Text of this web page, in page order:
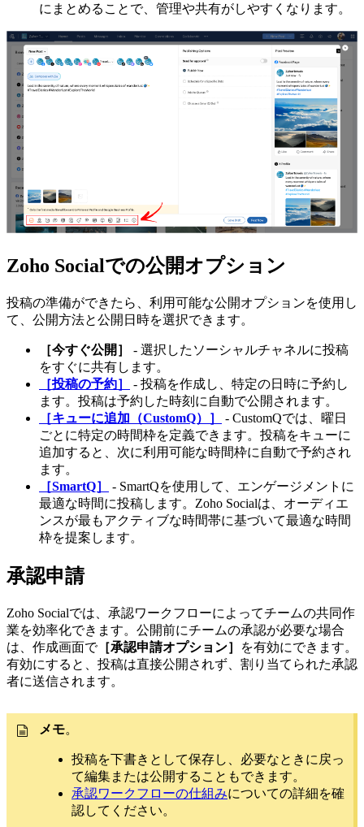
にまとめることで、管理や共有がしやすくなります。
Zoho Socialでの公開オプション
投稿の準備ができたら、利用可能な公開オプションを使用し
て、公開方法と公開日時を選択できます。
［今すぐ公開］
- 選択したソーシャルチャネルに投稿
をすぐに共有します。
［投稿の予約］
- 投稿を作成し、特定の日時に予約し
ます。投稿は予約した時刻に自動で公開されます。
［キューに追加（CustomQ）］
- CustomQでは、曜日
ごとに特定の時間枠を定義できます。投稿をキューに
追加すると、次に利用可能な時間枠に自動で予約され
ます。
［SmartQ］
- SmartQを使用して、エンゲージメントに
最適な時間に投稿します。Zoho Socialは、オーディエ
ンスが最もアクティブな時間帯に基づいて最適な時間
枠を提案します。
承認申請
Zoho Socialでは、承認ワークフローによってチームの共同作
業を効率化できます。公開前にチームの承認が必要な場合
は、作成画面で［承認申請オプション］
を有効にできます。
有効にすると、投稿は直接公開されず、割り当てられた承認
者に送信されます。
メモ。
投稿を下書きとして保存し、必要なときに戻っ
て編集または公開することもできます。
承認ワークフローの仕組みについての詳細を確
認してください。